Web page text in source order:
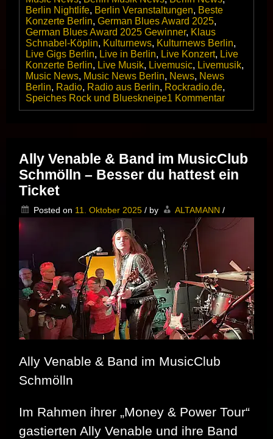
Berlin Nightlife, Berlin Veranstaltungen, Beste
Konzerte Berlin, German Blues Award 2025,
German Blues Award 2025 Gewinner, Klaus
Schnabel-Köplin, Kulturnews, Kulturnews Berlin,
Live Gigs Berlin, Live in Berlin, Live Konzert, Live
Konzerte Berlin, Live Musik, Livemusic, Livemusik,
Music News, Music News Berlin, News, News
Berlin, Radio, Radio aus Berlin, Rockradio.de,
Speiches Rock und Blueskneipe1 Kommentarzu
GERMAN
BLUES
AWARD
in
der
Kategorie
Ally Venable & Band im MusicClub
Schmölln – Besser du hattest ein
Ticket
Posted on 11. Oktober 2025 / by ALTAMANN /
Ally Venable & Band im MusicClub
Schmölln
Im Rahmen ihrer „Money & Power Tour“
gastierten Ally Venable und ihre Band